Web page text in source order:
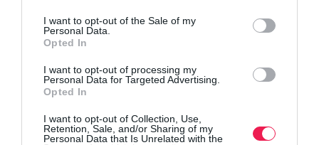
I want to opt-out of the Sale of my
Personal Data.
Opted In
I want to opt-out of processing my
Personal Data for Targeted Advertising.
Opted In
I want to opt-out of Collection, Use,
Retention, Sale, and/or Sharing of my
Personal Data that Is Unrelated with the